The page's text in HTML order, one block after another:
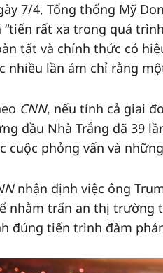
7/4, Tổng thống Mỹ
“tiến rất xa trong quá
tất và chính thức có
nhiều lần ám chỉ rằng
CNN, nếu tính cả giai
đầu Nhà Trắng đã 39
cuộc phỏng vấn và
nhận định việc ông
nhằm trấn an thị trường
đúng tiến trình đàm